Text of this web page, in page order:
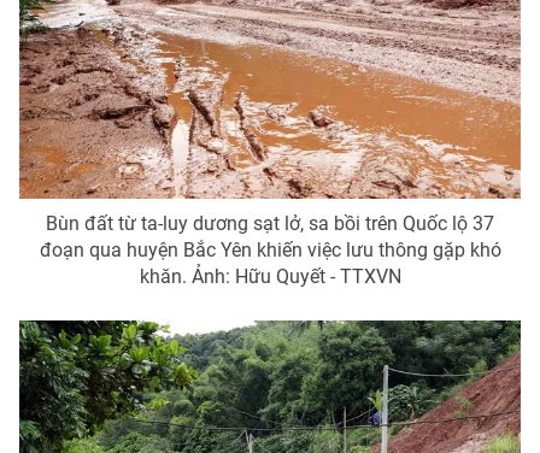
Video Shorts video
VTV Money VTV Thể thao
VTV Sức khoẻ Bất động sản
Thị trường 24h Tấm lòng Việt
VTV9 VTV8
Liên hệ tòa soạn English
Bùn đất từ ta-luy dương sạt lở, sa bồi trên Quốc lộ 37
đoạn qua huyện Bắc Yên khiến việc lưu thông gặp khó
khăn. Ảnh: Hữu Quyết - TTXVN